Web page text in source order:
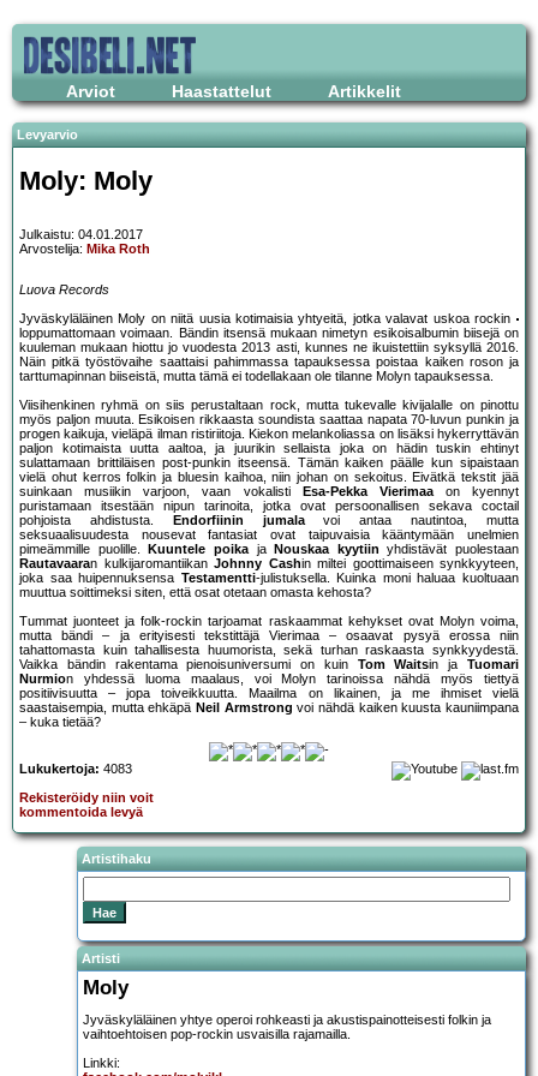
Arviot Haastattelut Artikkelit
Levyarvio
Moly: Moly
Julkaistu: 04.01.2017
Arvostelija: Mika Roth
Luova Records
Jyväskyläläinen Moly on niitä uusia kotimaisia yhtyeitä, jotka valavat uskoa rockin
loppumattomaan voimaan. Bändin itsensä mukaan nimetyn esikoisalbumin biisejä on
kuuleman mukaan hiottu jo vuodesta 2013 asti, kunnes ne ikuistettiin syksyllä 2016.
Näin pitkä työstövaihe saattaisi pahimmassa tapauksessa poistaa kaiken roson ja
tarttumapinnan biiseistä, mutta tämä ei todellakaan ole tilanne Molyn tapauksessa.
Viisihenkinen ryhmä on siis perustaltaan rock, mutta tukevalle kivijalalle on pinottu
myös paljon muuta. Esikoisen rikkaasta soundista saattaa napata 70-luvun punkin ja
progen kaikuja, vieläpä ilman ristiriitoja. Kiekon melankoliassa on lisäksi hykerryttävän
paljon kotimaista uutta aaltoa, ja juurikin sellaista joka on hädin tuskin ehtinyt
sulattamaan brittiläisen post-punkin itseensä. Tämän kaiken päälle kun sipaistaan
vielä ohut kerros folkin ja bluesin kaihoa, niin johan on sekoitus. Eivätkä tekstit jää
suinkaan musiikin varjoon, vaan vokalisti
Esa-Pekka Vierimaaon kyennyt
puristamaan itsestään nipun tarinoita, jotka ovat persoonallisen sekava coctail
pohjoista ahdistusta.
Endorfiinin jumalavoi antaa nautintoa, mutta
seksuaalisuudesta nousevat fantasiat ovat taipuvaisia kääntymään unelmien
pimeämmille puolille.
Kuuntele poikaja Nouskaa kyytiin yhdistävät puolestaan
Rautavaaran kulkijaromantiikan Johnny Cashin miltei goottimaiseen synkkyyteen,
joka saa huipennuksensa Testamentti-julistuksella. Kuinka moni haluaa kuoltuaan
muuttua soittimeksi siten, että osat otetaan omasta kehosta?
Tummat juonteet ja folk-rockin tarjoamat raskaammat kehykset ovat Molyn voima,
mutta bändi – ja erityisesti tekstittäjä Vierimaa – osaavat pysyä erossa niin
tahattomasta kuin tahallisesta huumorista, sekä turhan raskaasta synkkyydestä.
Vaikka bändin rakentama pienoisuniversumi on kuin Tom Waitsin jaTuomari
Nurmion yhdessä luoma maalaus, voi Molyn tarinoissa nähdä myös tiettyä
positiivisuutta – jopa toiveikkuutta. Maailma on likainen, ja me ihmiset vielä
saastaisempia, mutta ehkäpä Neil Armstrong voi nähdä kaiken kuusta kauniimpana
– kuka tietää?
Lukukertoja: 4083
Rekisteröidy niin voit
kommentoida levyä
Artistihaku
Artisti
Moly
Jyväskyläläinen yhtye operoi rohkeasti ja akustispainotteisesti folkin ja
vaihtoehtoisen pop-rockin usvaisilla rajamailla.
Linkki: